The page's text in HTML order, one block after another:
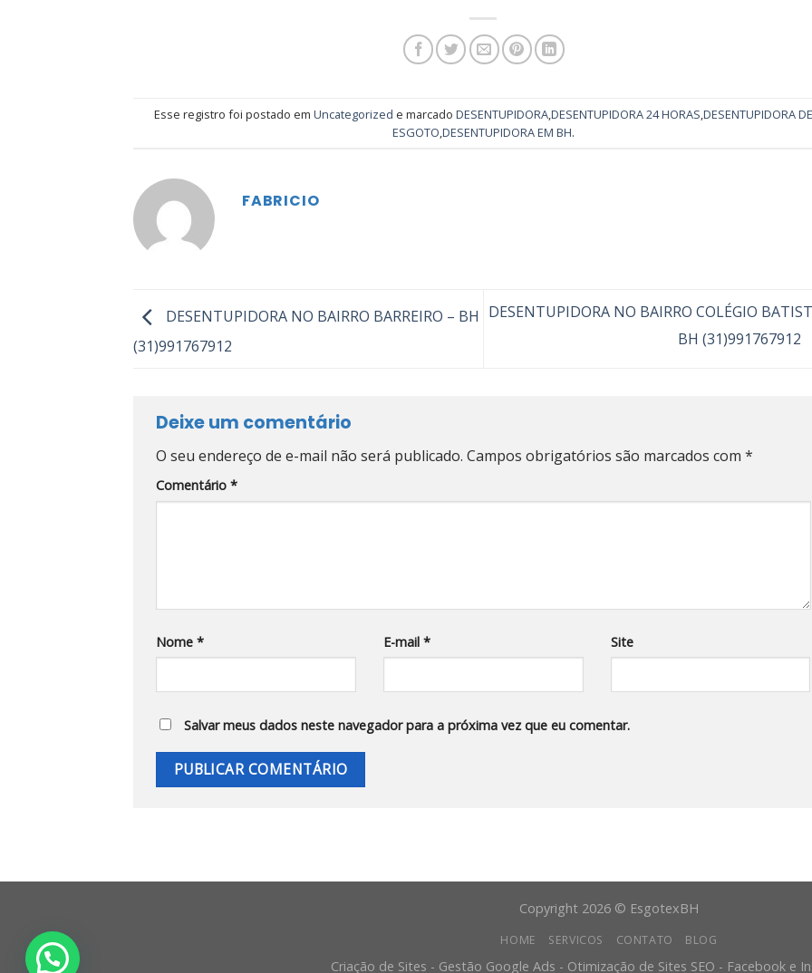
Esse registro foi postado em Uncategorized e marcado DESENTUPIDORA,DESENTUPIDORA 24 HORAS,DESENTUPIDORA DE
ESGOTO,DESENTUPIDORA EM BH.
FABRICIO
DESENTUPIDORA NO BAIRRO BARREIRO – BH
(31)991767912
DESENTUPIDORA NO BAIRRO COLÉGIO
BH (31)991767912
Deixe um comentário
O seu endereço de e-mail não será publicado. Campos obrigatórios são marcados com *
Comentário *
Nome * E-mail * Site
Salvar meus dados neste navegador para a próxima vez que eu comentar.
Copyright 2026 © EsgotexBH
HOME SERVICOS CONTATO BLOG
Criação de Sites - Gestão Google Ads - Otimização de Sites SEO - Facebook e